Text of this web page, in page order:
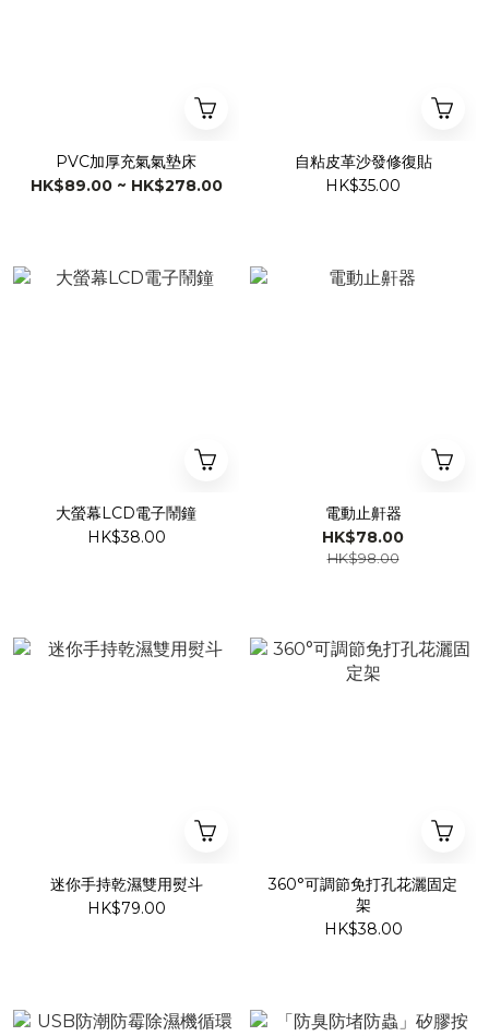
PVC加厚充氣氣墊床
HK$89.00 ~ HK$278.00
自粘皮革沙發修復貼
HK$35.00
大螢幕LCD電子鬧鐘
HK$38.00
電動止鼾器
HK$78.00
HK$98.00
迷你手持乾濕雙用熨斗
HK$79.00
360°可調節免打孔花灑固定
架
HK$38.00